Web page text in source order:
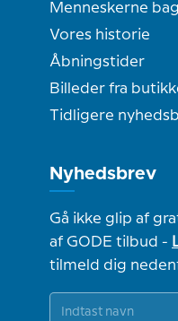
Menneskerne
Vores historie
Åbningstider
Billeder fra
Tidligere
Nyhedsbrev
Gå ikke glip af
af GODE tilbud -
tilmeld dig